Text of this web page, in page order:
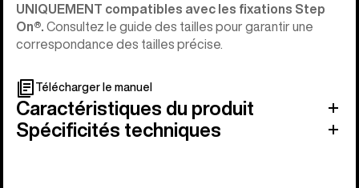
UNIQUEMENT compatibles avec les fixations Step
On®︎. Consultez le guide des tailles pour garantir une
correspondance des tailles précise.
Télécharger le manuel
Caractéristiques du produit
Spécificités techniques